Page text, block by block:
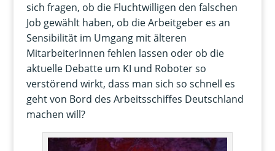
sich fragen, ob die Fluchtwilligen den falschen
Job gewählt haben, ob die Arbeitgeber es an
Sensibilität im Umgang mit älteren
MitarbeiterInnen fehlen lassen oder ob die
aktuelle Debatte um KI und Roboter so
verstörend wirkt, dass man sich so schnell es
geht von Bord des Arbeitsschiffes Deutschland
machen will?